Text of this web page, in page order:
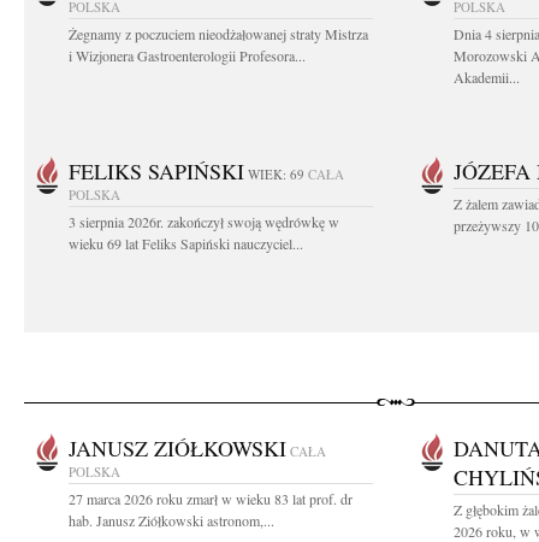
POLSKA
Żegnamy z poczuciem nieodżałowanej straty Mistrza
i Wizjonera Gastroenterologii Profesora...
POLSKA
Dnia 4
Morozowski
Akademii...
FELIKS SAPIŃSKI WIEK: 69 CAŁA
POLSKA
3 sierpnia 2026r. zakończył swoją wędrówkę w
wieku 69 lat Feliks Sapiński nauczyciel...
Z żalem
przeżywszy
JANUSZ ZIÓŁKOWSKI CAŁA
POLSKA
27 marca 2026 roku zmarł w wieku 83 lat prof. dr
hab. Janusz Ziółkowski astronom,...
Z głębokim
2026 roku, w